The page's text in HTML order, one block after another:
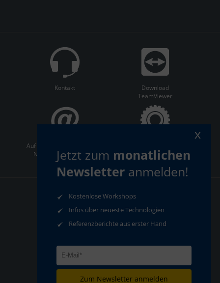
Kontakt
Download
TeamViewer
Auf dem Laufenden bleiben:
Newsletter abonnieren
AGB
Datenschutz
Impressum
Compliance
Jetzt zum monatlichen
Newsletter anmelden!
Kostenlose Workshops
Infos über neueste Technologien
Referenzberichte aus erster Hand
Zum Newsletter anmelden
x